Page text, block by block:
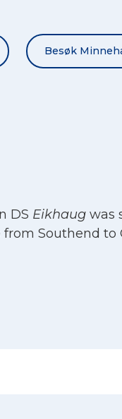
Besøk
DS Eikhaug was
Southend to